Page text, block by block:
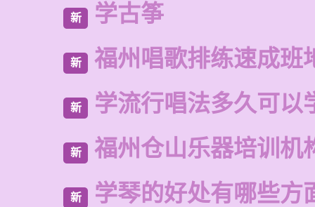
新 学古筝
新 福州唱歌排练速成班
新 学流行唱法多久可以
新 福州仓山乐器培训机
新 学琴的好处有哪些方